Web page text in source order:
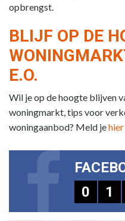
opbrengst.
BLIJF OP DE
E.O.
Wil je op de hoogte blijven
woningmarkt, tips voor
woningaanbod? Meld jehier
0
1